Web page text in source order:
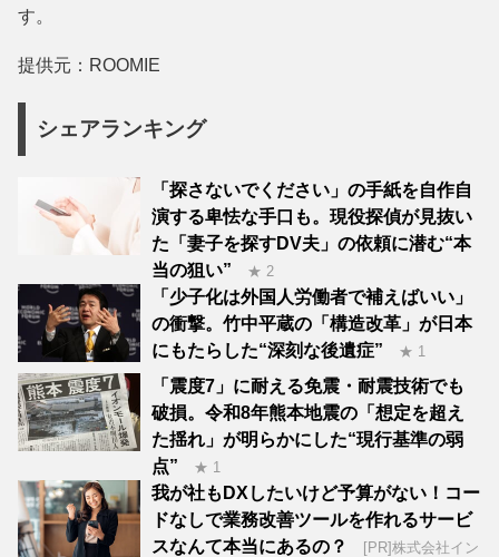
す。
提供元：ROOMIE
シェアランキング
「探さないでください」の手紙を自作自
演する卑怯な手口も。現役探偵が見抜い
た「妻子を探すDV夫」の依頼に潜む“本
当の狙い”
★ 2
「少子化は外国人労働者で補えばいい」
の衝撃。竹中平蔵の「構造改革」が日本
にもたらした“深刻な後遺症”
★ 1
「震度7」に耐える免震・耐震技術でも
破損。令和8年熊本地震の「想定を超え
た揺れ」が明らかにした“現行基準の弱
点”
★ 1
我が社もDXしたいけど予算がない！コー
ドなしで業務改善ツールを作れるサービ
スなんて本当にあるの？
[PR]株式会社イン